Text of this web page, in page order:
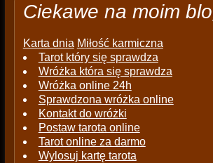
Ciekawe na moim
Karta dnia Miłość karmiczna
Tarot który się sprawdza
Wróżka która się sprawdza
Wróżka online 24h
Sprawdzona wróżka online
Kontakt do wróżki
Postaw tarota online
Tarot online za darmo
Wylosuj kartę tarota